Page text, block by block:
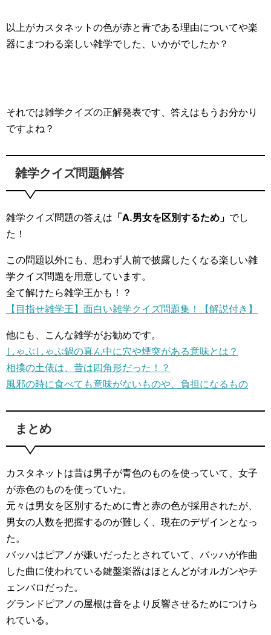
以上がカスタネットの色が赤と青である理由についてや楽
器にまつわる楽しい雑学でした、いかがでしたか？
それでは雑学クイズの正解発表です、答えはもうお分かり
ですよね？
雑学クイズ問題解答
雑学クイズ問題の答えは 「A.男女を区別するため」 でし
た！
この問題以外にも、思わず人前で披露したくなる楽しい雑
学クイズ問題を用意しています。
全て解けたら雑学王かも！？
【目指せ雑学王】面白い雑学クイズ問題集！【解説付き】
他にも、こんな雑学がお勧めです。
しゃぶしゃぶ鍋の真ん中に穴や煙突がある意味とは？
相撲の土俵は、昔は四角形だった！？
風邪の時に食べても意味がないものや、負担になるもの
まとめ
カスタネットは昔は男子が青色のものを使っていて、女子
が赤色のものを使っていた。
元々は男女を区別するために青と赤の色が採用されたが、
男女の人数を把握するのが難しく、現在のデザインとなっ
た。
バッハはピアノが嫌いだったとされていて、バッハが作曲
した曲に使われている鍵盤楽器はほとんどがオルガンやチ
ェンバロだった。
グランドピアノの屋根は音をより反響させるためにつけら
れている。